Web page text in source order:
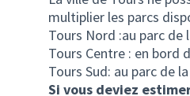
multiplier les parcs
Tours Nord :au parc
Tours Centre : en bord
Tours Sud: au parc de
Si vous deviez